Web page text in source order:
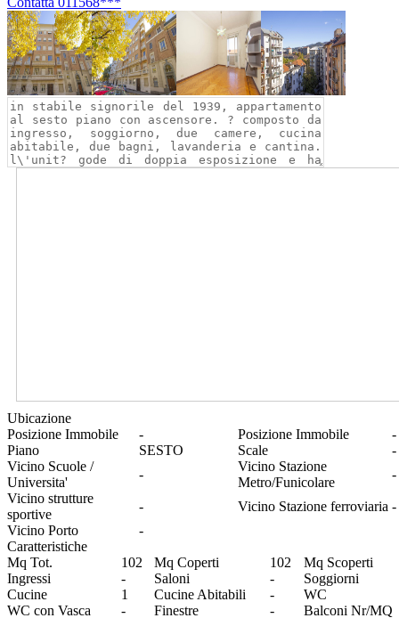
Ubicazione
Posizione Immobile
- Posizione Immobile
-
Piano
SESTO Scale
-
Vicino Scuole /
Universita'
-
Vicino Stazione
Metro/Funicolare
-
Vicino strutture
sportive
- Vicino Stazione ferroviaria -
Vicino Porto
-
Caratteristiche
Mq Tot.
102 Mq Coperti 102
Mq Scoperti
Ingressi
- Saloni -
Soggiorni
Cucine
1 Cucine Abitabili -
WC
WC con Vasca
- Finestre - Balconi Nr/MQ